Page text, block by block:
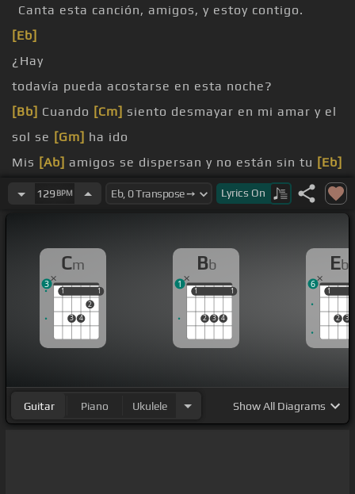
Canta esta canción, amigos, y estoy contigo.
[Eb]
¿Hay
todavía pueda acostarse en esta noche?
[Bb] Cuando [Cm] siento desmayar en mi amar y el
sol se [Gm] ha ido
Mis [Ab] amigos se dispersan y no están sin tu [Eb]
vacío
el mundo se levanta contra mí es
sostiene y me hace fuerte el saber que soy
[Eb]hijo
129 BPM Lyrics On
Cm
1
3 4
2
1
1 1
3
Bb
1
2 3 4
1
1 1
1
Eb
1
2 3
1
6
Guitar Piano Ukulele ShowAll Diagrams